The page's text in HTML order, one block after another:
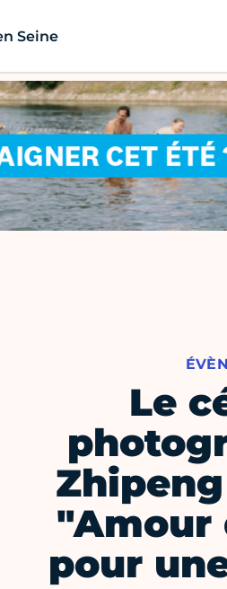
Seine
Le
"Amour
pour